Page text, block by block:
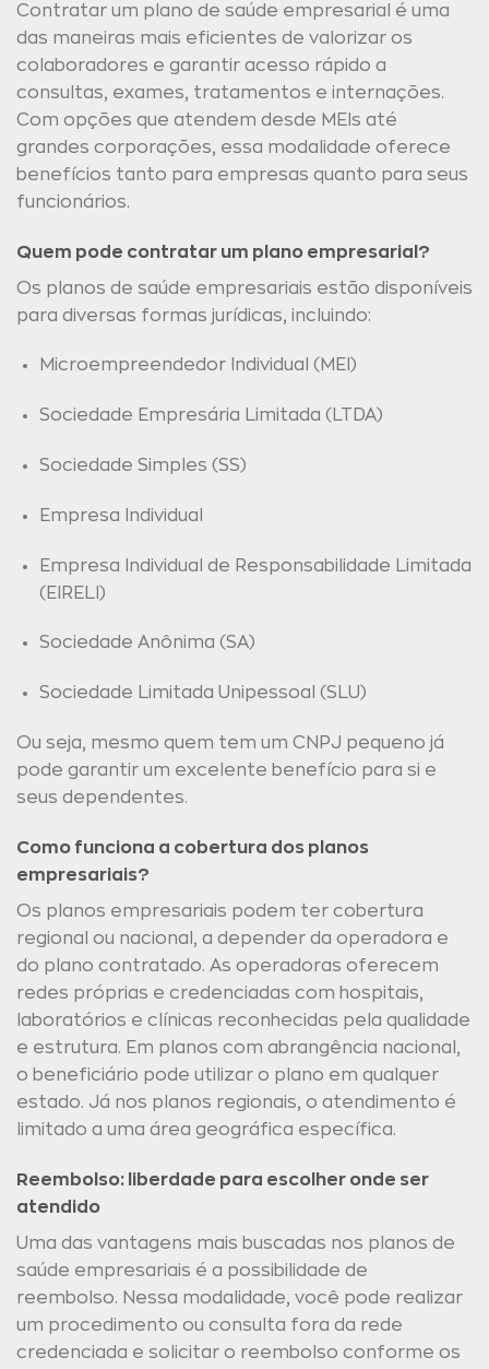
Contratar um plano de saúde empresarial é uma
das maneiras mais eficientes de valorizar os
colaboradores e garantir acesso rápido a
consultas, exames, tratamentos e internações.
Com opções que atendem desde MEIs até
grandes corporações, essa modalidade oferece
benefícios tanto para empresas quanto para seus
funcionários.
Quem pode contratar um plano empresarial?
Os planos de saúde empresariais estão disponíveis
para diversas formas jurídicas, incluindo:
Microempreendedor Individual (MEI)
Sociedade Empresária Limitada (LTDA)
Sociedade Simples (SS)
Empresa Individual
Empresa Individual de Responsabilidade Limitada
(EIRELI)
Sociedade Anônima (SA)
Sociedade Limitada Unipessoal (SLU)
Ou seja, mesmo quem tem um CNPJ pequeno já
pode garantir um excelente benefício para si e
seus dependentes.
Como funciona a cobertura dos planos
empresariais?
Os planos empresariais podem ter cobertura
regional ou nacional, a depender da operadora e
do plano contratado. As operadoras oferecem
redes próprias e credenciadas com hospitais,
laboratórios e clínicas reconhecidas pela qualidade
e estrutura. Em planos com abrangência nacional,
o beneficiário pode utilizar o plano em qualquer
estado. Já nos planos regionais, o atendimento é
limitado a uma área geográfica específica.
Reembolso: liberdade para escolher onde ser
atendido
Uma das vantagens mais buscadas nos planos de
saúde empresariais é a possibilidade de
reembolso. Nessa modalidade, você pode realizar
um procedimento ou consulta fora da rede
credenciada e solicitar o reembolso conforme os